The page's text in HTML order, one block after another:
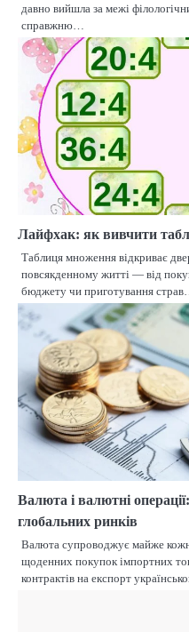
давно вийшла за межі
справжню…
Лайфхак: як вивчити
Таблиця множення відкриває
повсякденному житті — від
бюджету чи приготування страв…
Валюта і валютні
глобальних ринків
Валюта супроводжує майже
щоденних покупок імпортних
контрактів на експорт